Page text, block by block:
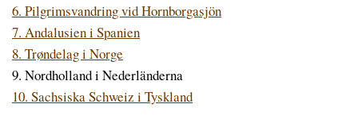
6. Pilgrimsvandring vid Hornborgasjön
7. Andalusien i Spanien
8. Trøndelag i Norge
9. Nordholland i Nederländerna
10. Sachsiska Schweiz i Tyskland